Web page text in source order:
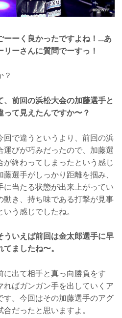
ーーく良かったですよね！...あ
ーさんに質問でーすっ！
？
、前回の浜松大会の加藤選手と
て見えたんですか〜？
回で違うというより、前回の浜
運びが巧みだったので、加藤選
終わってしまったという感じ
選手がしっかり距離を掴み、
に当たる状態が出来上がってい
動き、持ち味である打撃が見事
う感じでしたね。
ういえば前回は金太郎選手に早
ましたね〜。
に出て相手と真っ向勝負をす
ればガンガン手を出していくア
す。今回はその加藤選手のアグ
だったと思いますよ。